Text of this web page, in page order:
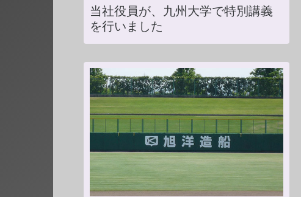
当社役員が、九州大学で特別講義
を行いました